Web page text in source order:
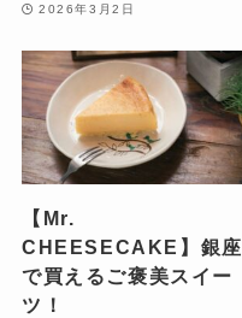
2026年3月2日
【Mr.
CHEESECAKE】銀座
で買えるご褒美スイー
ツ！